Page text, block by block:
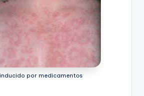
por medicamentos